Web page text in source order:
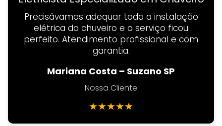
Precisávamos adequar toda a instalação
elétrica do chuveiro e o serviço ficou
perfeito. Atendimento profissional e com
garantia.
Mariana Costa – Suzano SP
Nossa Cliente
★★★★★